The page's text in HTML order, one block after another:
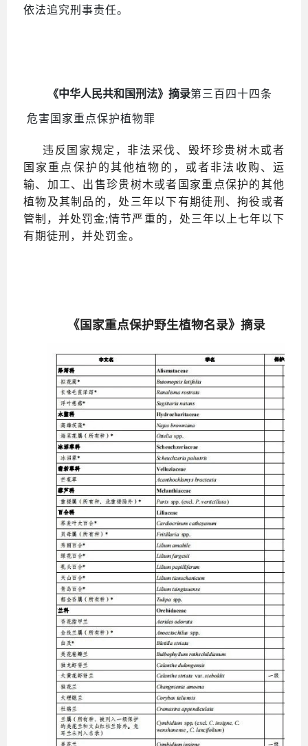
依法追究刑事责任。
《中华人民共和国刑法》摘录第三百四十四条
危害国家重点保护植物罪
违反国家规定，非法采伐、毁坏珍贵树木或者
国家重点保护的其他植物的，或者非法收购、运
输、加工、出售珍贵树木或者国家重点保护的其他
植物及其制品的，处三年以下有期徒刑、拘役或者
管制，并处罚金;情节严重的，处三年以上七年以下
有期徒刑，并处罚金。
《国家重点保护野生植物名录》摘录